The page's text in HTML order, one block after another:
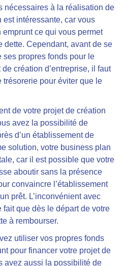
nécessaires à la réalisation de
intéressante, car vous
emprunt ce qui vous permet
dette. Cependant, avant de se
ses propres fonds pour le
création d’entreprise, il faut
trésorerie pour éviter que le
de votre projet de création
avez la possibilité de
d’un établissement de
solution, votre business plan
car il est possible que votre
aboutir sans la présence
convaincre l’établissement
prêt. L’inconvénient avec
que dès le départ de votre
à rembourser.
utiliser vos propres fonds
pour financer votre projet de
avez aussi la possibilité de